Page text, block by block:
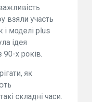
взяли участь
і моделі plus
ідея
х років.
як
складні часи.